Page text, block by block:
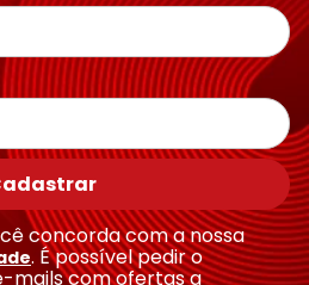
concorda com a nossa
. É possível pedir o
mails com ofertas a